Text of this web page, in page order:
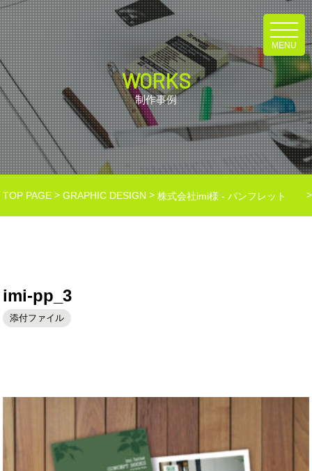
MENU
WORKS
制作事例
TOP PAGE >GRAPHIC DESIGN >株式会社imi様 - パンフレット
imi-pp_3
添付ファイル